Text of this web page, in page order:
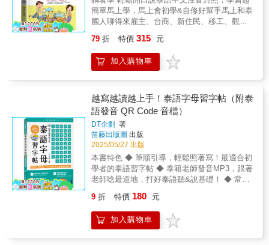
等，更列出常用單字，學習對話的同時，同步
擴充句型與詞彙量。練習會話時可與同學、朋
友分配角色朗讀，重複模擬對話，一步一步培
養語言應對能力！․第三部分｜學習困難 → 閱
讀完您將能夠有效率地自我分析學習泰語時的
困難點！ 本部分整理出初學者學習泰語時
的常見問題，如「子音難以記憶」、「聲調混
分「基礎核心泰語」的延伸與補充，建議學習
時反覆查閱以鞏固正確的泰語觀念，同時可作
為自我診斷與解惑工具，幫助排除學習障礙！․
第四部分｜泰語字母書寫練習 → 練習完您不僅
能熟悉還能隨手寫出可愛的泰國文字！ 本
部分對應第一部分「基礎核心泰語」中字母與
數字內容，提供筆順練習欄位。每天固定分量
習寫，提升書寫流暢度與字形辨識力，透過重
複書寫與臨摹，加強肌肉記憶！泰中對照及貼
心拼音，不管是上課或自學皆最全面！ 全
音輔助發音學習，不論是上課還是自學，最全
面的學習設計讓您學到最標準的泰語！配合音
檔進行多元練習，整合語言技能！ 搭配作
簡單馬上學，馬上會初學&自修好幫手馬上和泰
國人聊得來雇主、台商、新住民、移工、觀
商、投資、觀光、自助旅行、背包客的人，越
來越多，一到泰國到處都會碰到台灣人。當然
也有很多泰國人來台工作，或嫁到台灣成為新
是國人出國旅遊的最愛，兩國的經貿往來可說
相當密切。一般人多學點泰語，無論是赴泰旅
遊或商務往來，都能增加彼此的親切感，對於
業務推廣更是無往不利。為了滿足讀者學習泰
語的需求，本書從字母發音開始學習，並附有
泰文習字本，初學泰語最實用。精選1000句情
境會話和必備單字，句句實用，每句泰語和單
字都有中文注音，會中文就能能說泰語，易學
易懂，即學即用，立刻和泰國人說泰語。從踏
上泰國，會面臨到的各種情況，從食衣住行、
中。看中文或拼音，就能立刻說泰語，完全沒
有學習的負擔，開口流利又道地，輕鬆學好泰
語。幫您在最短時間快速學習，達到溝通目
79 折 特價 315 元
加入購物車
越寫越讀越上手！泰語字母習字帖（附泰
語發音 QR Code 音檔）
DT企劃
著
笛藤出版圖 出版
2025/05/27 出版
本書特色 ◆ 筆順引導，輕鬆照著寫！最適合初
學者的泰語習字帖 ◆ 泰籍老師發音MP3，跟著
老師唸最道地，打好泰語聽&說基礎！ ◆ 常用
量 ◆ 精選泰國影句名言，經典台詞跟著唸，聽
力口說面面俱到，全方位學習 最適合初學者的
泰語習字帖筆順引導，輕鬆照著寫！常用單字
9 折 特價 180 元
加入購物車